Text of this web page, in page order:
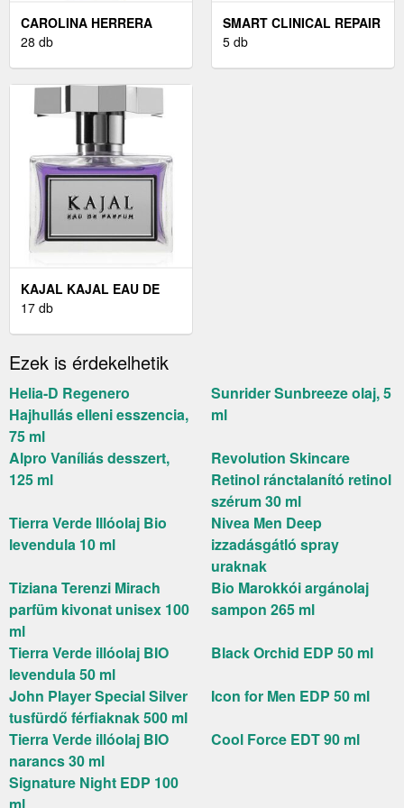
CAROLINA HERRERA
GOOD GIRL EAU DE
28 db
SMART CLINICAL REPAIR
WRINKLE CORRECTING
5 db
KAJAL KAJAL EAU DE
PARFUM UNISEX 100 ML
17 db
Ezek is érdekelhetik
Helia-D Regenero
Hajhullás elleni esszencia,
75 ml
Sunrider Sunbreeze olaj, 5
ml
Alpro Vaníliás desszert,
125 ml
Revolution Skincare
Retinol ránctalanító retinol
szérum 30 ml
Tierra Verde Illóolaj Bio
levendula 10 ml
Nivea Men Deep
izzadásgátló spray
uraknak
Tiziana Terenzi Mirach
parfüm kivonat unisex 100
ml
Bio Marokkói argánolaj
sampon 265 ml
Tierra Verde illóolaj BIO
levendula 50 ml
Black Orchid EDP 50 ml
John Player Special Silver
tusfürdő férfiaknak 500 ml
Icon for Men EDP 50 ml
Tierra Verde illóolaj BIO
narancs 30 ml
Cool Force EDT 90 ml
Signature Night EDP 100